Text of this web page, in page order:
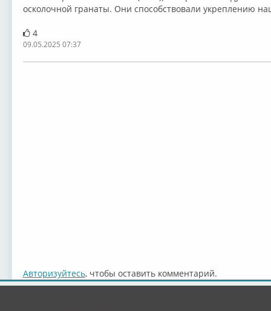
осколочной гранаты. Они способствовали укреплению
4
09.05.2025 07:37
Авторизуйтесь, чтобы оставить комментарий.